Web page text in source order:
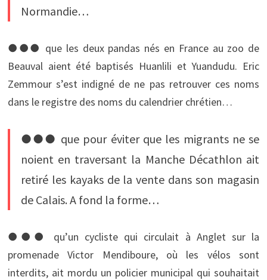
Normandie…
●●● que les deux pandas nés en France au zoo de
Beauval aient été baptisés Huanlili et Yuandudu. Eric
Zemmour s’est indigné de ne pas retrouver ces noms
dans le registre des noms du calendrier chrétien…
●●● que pour éviter que les migrants ne se
noient en traversant la Manche Décathlon ait
retiré les kayaks de la vente dans son magasin
de Calais. A fond la forme…
●●● qu’un cycliste qui circulait à Anglet sur la
promenade Victor Mendiboure, où les vélos sont
interdits, ait mordu un policier municipal qui souhaitait